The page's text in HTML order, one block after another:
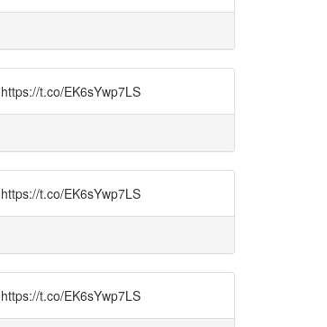
t.co/EK6sYwp7LS
t.co/EK6sYwp7LS
t.co/EK6sYwp7LS